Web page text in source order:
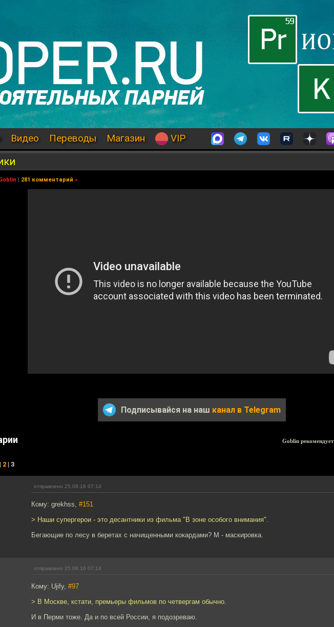
Видео Переводы Магазин VIP
| 281 комментарий »
Подписывайся на наш канал в Telegram
Goblin рекомендует
| 2 | 3
отправлено 25.08.16 07:14
Кому: grekhss, #151
> Наши супергерои - это десантники из фильма "В зоне особого внимания".
Бегающие по лесу в беретах с начищенными кокардами? М - маскировка.
отправлено 25.08.16 07:14
Кому: Ujify, #97
> В Москве, кстати, премьеры фильмов по четвергам обычно.
И в Перми тоже. Да и по всей России, я подозреваю.